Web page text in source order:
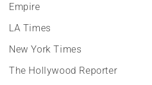
Empire
LA Times
New York Times
The Hollywood Reporter